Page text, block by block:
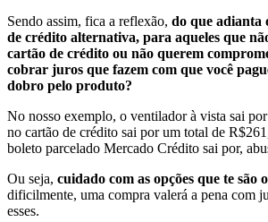
Sendo assim, fica a reflexão, do que adianta
de crédito alternativa, para aqueles que
cartão de crédito ou não querem
cobrar juros que fazem com que você
dobro pelo produto?
No nosso exemplo, o ventilador à vista sai
no cartão de crédito sai por um total de
boleto parcelado Mercado Crédito sai por,
Ou seja, cuidado com as opções que te são
dificilmente, uma compra valerá a pena com
esses.